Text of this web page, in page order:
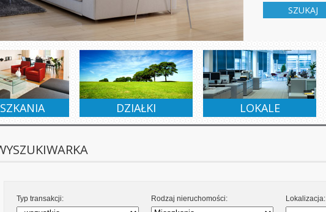
SZUKAJ
WYNAJEM
DZIAŁKI
SPRZEDAŻ DZIERŻAWA
LOKALE
SPRZEDAŻ SPRZEDAŻ
Typ transakcji: Rodzaj nieruchomości: Lokalizacja: